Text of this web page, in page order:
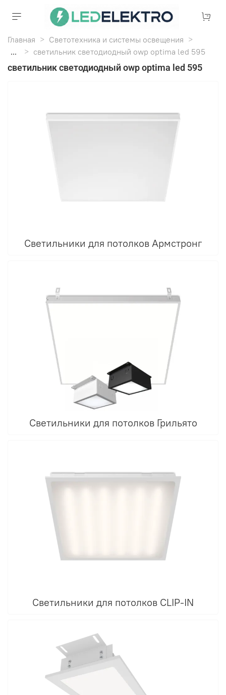
Главная
Светотехника и системы освещения
...
светильник светодиодный owp optima led 595
светильник светодиодный owp optima led 595
Светильники для потолков Армстронг
Светильники для потолков Грильято
Светильники для потолков CLIP-IN